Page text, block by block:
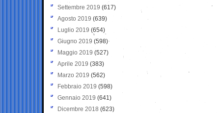
Settembre 2019 (617)
Agosto 2019 (639)
Luglio 2019 (654)
Giugno 2019 (598)
Maggio 2019 (527)
Aprile 2019 (383)
Marzo 2019 (562)
Febbraio 2019 (598)
Gennaio 2019 (641)
Dicembre 2018 (623)